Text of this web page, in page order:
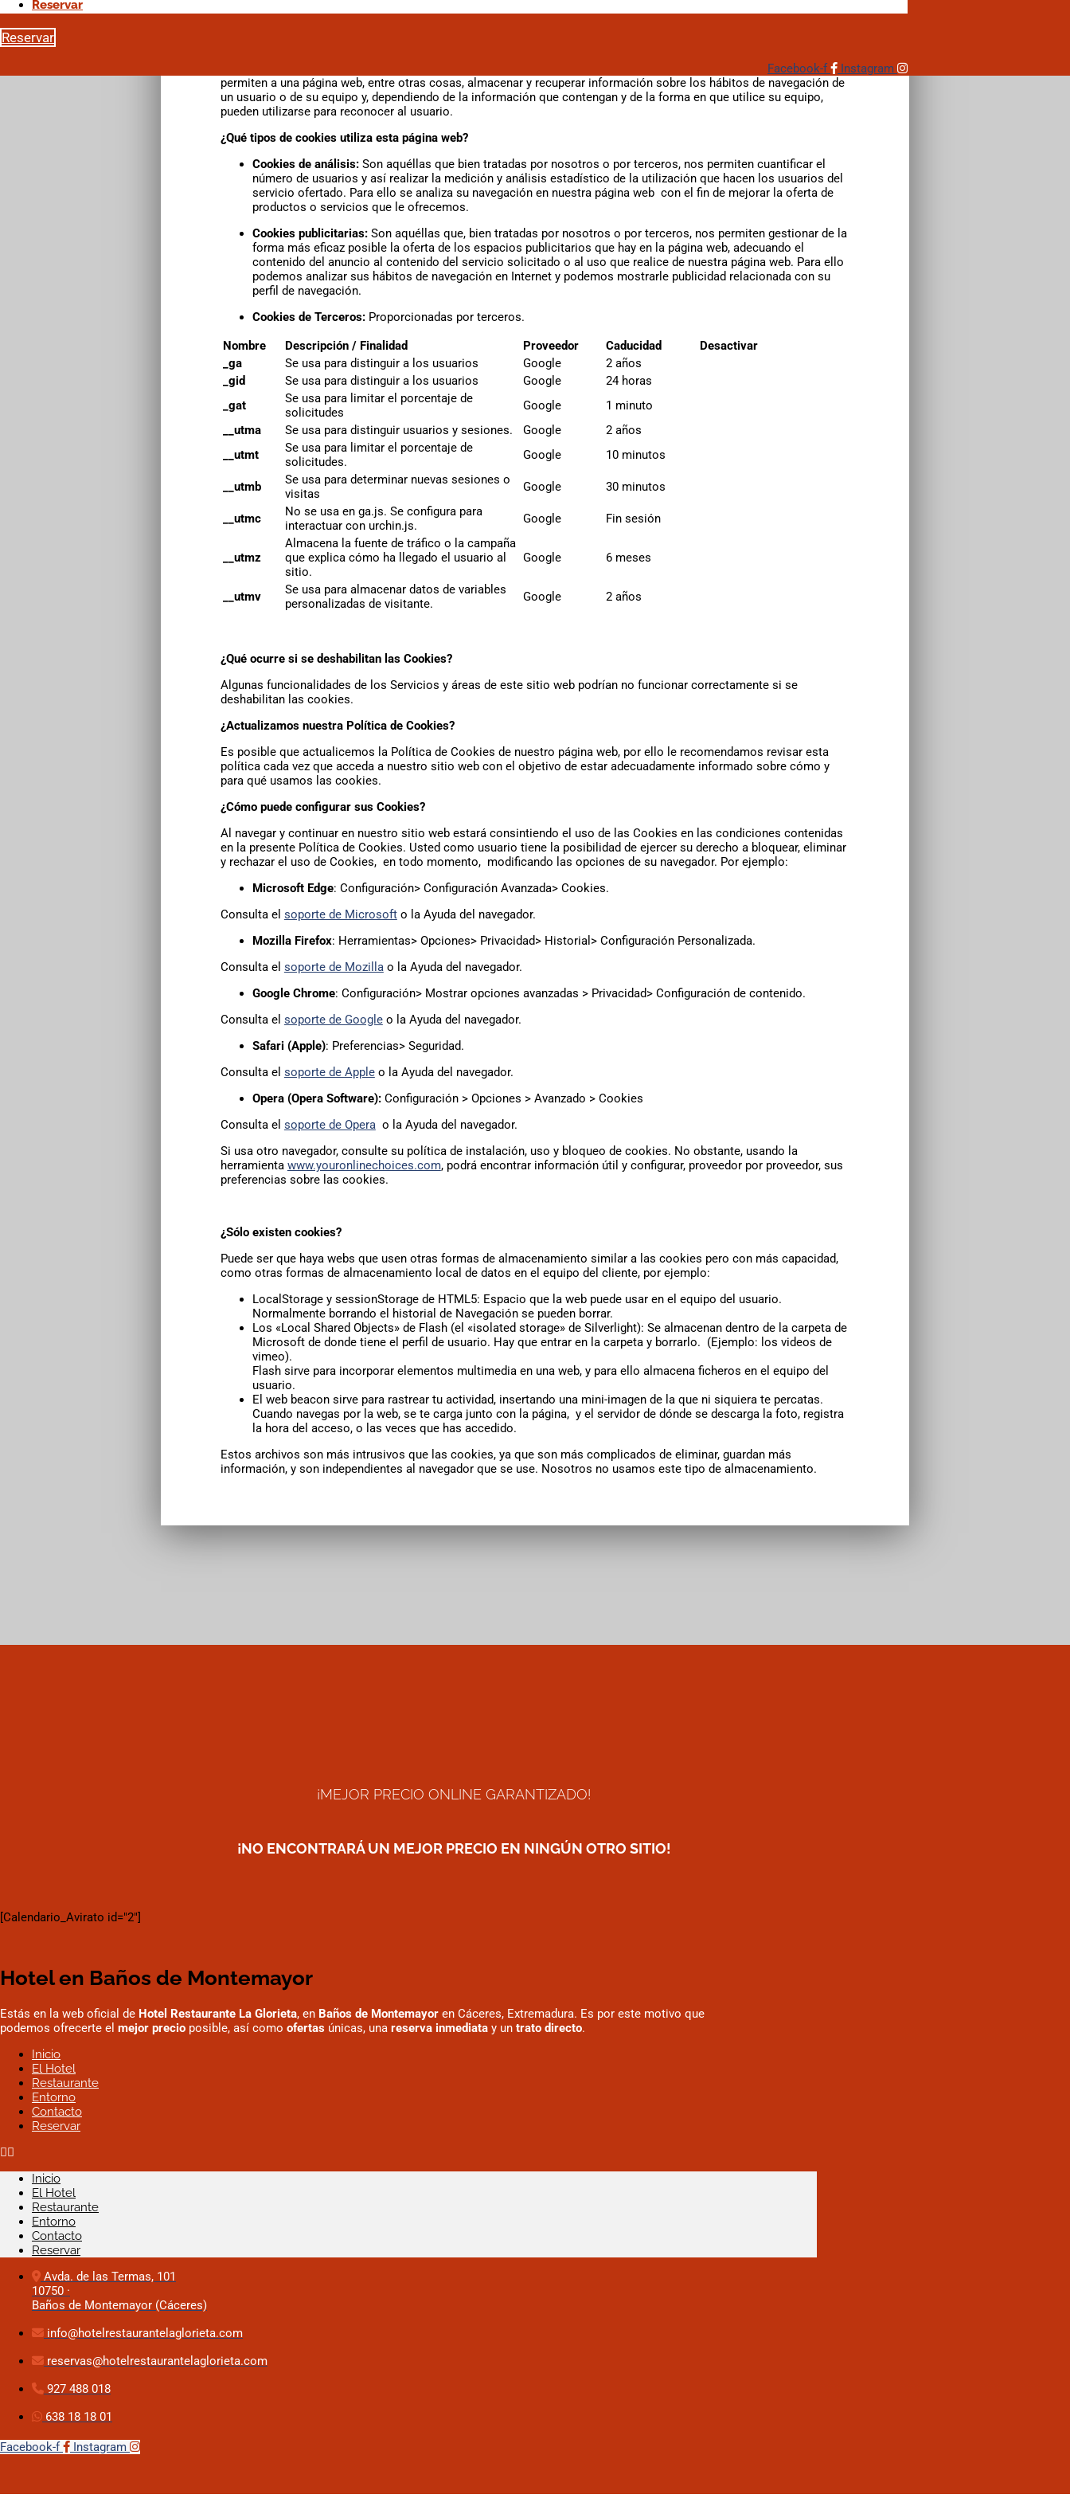
Reservar
Reservar
Reservar
Facebook-f Instagram
configuración de sus cookies, y qué ocurre si las deshabilitas.
Una cookie es un fichero que se descarga en su ordenador al acceder a determinadas páginas web. Las cookies
permiten a una página web, entre otras cosas, almacenar y recuperar información sobre los hábitos de navegación de
un usuario o de su equipo y, dependiendo de la información que contengan y de la forma en que utilice su equipo,
pueden utilizarse para reconocer al usuario.
¿Qué tipos de cookies utiliza esta página web?
Cookies de análisis:Son aquéllas que bien tratadas por nosotros o por terceros, nos permiten cuantificar el
número de usuarios y así realizar la medición y análisis estadístico de la utilización que hacen los usuarios del
servicio ofertado. Para ello se analiza su navegación en nuestra página web con el fin de mejorar la oferta de
productos o servicios que le ofrecemos.
Cookies publicitarias:Son aquéllas que, bien tratadas por nosotros o por terceros, nos permiten gestionar de la
forma más eficaz posible la oferta de los espacios publicitarios que hay en la página web, adecuando el
contenido del anuncio al contenido del servicio solicitado o al uso que realice de nuestra página web. Para ello
podemos analizar sus hábitos de navegación en Internet y podemos mostrarle publicidad relacionada con su
perfil de navegación.
Cookies de Terceros: Proporcionadas por terceros.
Nombre
Descripción / Finalidad Proveedor Caducidad
Desactivar
_ga
Se usa para distinguir a los usuarios Google
2 años
_gid
Se usa para distinguir a los usuarios Google
24 horas
_gat
Se usa para limitar el porcentaje de
solicitudes
Google
1 minuto
__utma
Se usa para distinguir usuarios y sesiones. Google
2 años
__utmt
Se usa para limitar el porcentaje de
solicitudes.
Google 10 minutos
__utmb
Se usa para determinar nuevas sesiones o
visitas
Google 30 minutos
__utmc
No se usa en ga.js. Se configura para
interactuar con urchin.js.
Google Fin sesión
__utmz
Almacena la fuente de tráfico o la campaña
que explica cómo ha llegado el usuario al
sitio.
Google 6 meses
__utmv
Se usa para almacenar datos de variables
personalizadas de visitante.
Google 2 años
¿Qué ocurre si se deshabilitan las Cookies?
Algunas funcionalidades de los Servicios y áreas de este sitio web podrían no funcionar correctamente si se
deshabilitan las cookies.
¿Actualizamos nuestra Política de Cookies?
Es posible que actualicemos la Política de Cookies de nuestro página web, por ello le recomendamos revisar esta
política cada vez que acceda a nuestro sitio web con el objetivo de estar adecuadamente informado sobre cómo y
para qué usamos las cookies.
¿Cómo puede configurar sus Cookies?
Al navegar y continuar en nuestro sitio web estará consintiendo el uso de las Cookies en las condiciones contenidas
en la presente Política de Cookies. Usted como usuario tiene la posibilidad de ejercer su derecho a bloquear, eliminar
y rechazar el uso de Cookies, en todo momento, modificando las opciones de su navegador. Por ejemplo:
Microsoft Edge: Configuración> Configuración Avanzada> Cookies.
Consulta el soporte de Microsofto la Ayuda del navegador.
Mozilla Firefox: Herramientas> Opciones> Privacidad> Historial> Configuración Personalizada.
Consulta el soporte de Mozillao la Ayuda del navegador.
Google Chrome: Configuración> Mostrar opciones avanzadas > Privacidad> Configuración de contenido.
Consulta el soporte de Googleo la Ayuda del navegador.
Safari (Apple): Preferencias> Seguridad.
Consulta el soporte de Appleo la Ayuda del navegador.
Opera (Opera Software): Configuración > Opciones > Avanzado > Cookies
Consulta el soporte de Operao la Ayuda del navegador.
Si usa otro navegador, consulte su política de instalación, uso y bloqueo de cookies. No obstante, usando la
herramienta www.youronlinechoices.com, podrá encontrar información útil y configurar, proveedor por proveedor, sus
preferencias sobre las cookies.
¿Sólo existen cookies?
Puede ser que haya webs que usen otras formas de almacenamiento similar a las cookies pero con más capacidad,
como otras formas de almacenamiento local de datos en el equipo del cliente, por ejemplo:
LocalStorage y sessionStorage de HTML5: Espacio que la web puede usar en el equipo del usuario.
Normalmente borrando el historial de Navegación se pueden borrar.
Los «Local Shared Objects» de Flash (el «isolated storage» de Silverlight): Se almacenan dentro de la carpeta de
Microsoft de donde tiene el perfil de usuario. Hay que entrar en la carpeta y borrarlo. (Ejemplo: los videos de
vimeo).
Flash sirve para incorporar elementos multimedia en una web, y para ello almacena ficheros en el equipo del
usuario.
El web beacon sirve para rastrear tu actividad, insertando una mini-imagen de la que ni siquiera te percatas.
Cuando navegas por la web, se te carga junto con la página, y el servidor de dónde se descarga la foto, registra
la hora del acceso, o las veces que has accedido.
Estos archivos son más intrusivos que las cookies, ya que son más complicados de eliminar, guardan más
información, y son independientes al navegador que se use. Nosotros no usamos este tipo de almacenamiento.
¡MEJOR PRECIO ONLINE GARANTIZADO!
¡NO ENCONTRARÁ UN MEJOR PRECIO EN NINGÚN OTRO SITIO!
[Calendario_Avirato id="2"]
Hotel en Baños de Montemayor
Estás en la web oficial de Hotel Restaurante La Glorieta, en Baños de Montemayor en Cáceres, Extremadura. Es por este motivo que
podemos ofrecerte el mejor precio posible, así como ofertas únicas, una reserva inmediata y un trato directo.
Inicio
El Hotel
Restaurante
Entorno
Contacto
Reservar
Inicio
El Hotel
Restaurante
Entorno
Contacto
Reservar
Avda. de las Termas, 101
10750 ·
Baños de Montemayor (Cáceres)
info@hotelrestaurantelaglorieta.com
reservas@hotelrestaurantelaglorieta.com
927 488 018
638 18 18 01
Facebook-f Instagram